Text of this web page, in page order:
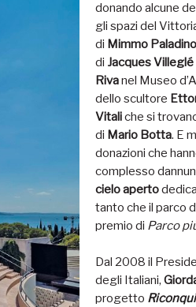
donando alcune
gli spazi del
di Mimmo Paladino
di Jacques Villeglé
Rivanel Museo
dello scultore
Vitaliche si
di Mario Botta. E
donazioni che
complesso
cielo aperto
tanto che il parco
premio di Parco
Dal 2008 il
degli Italiani,
progetto